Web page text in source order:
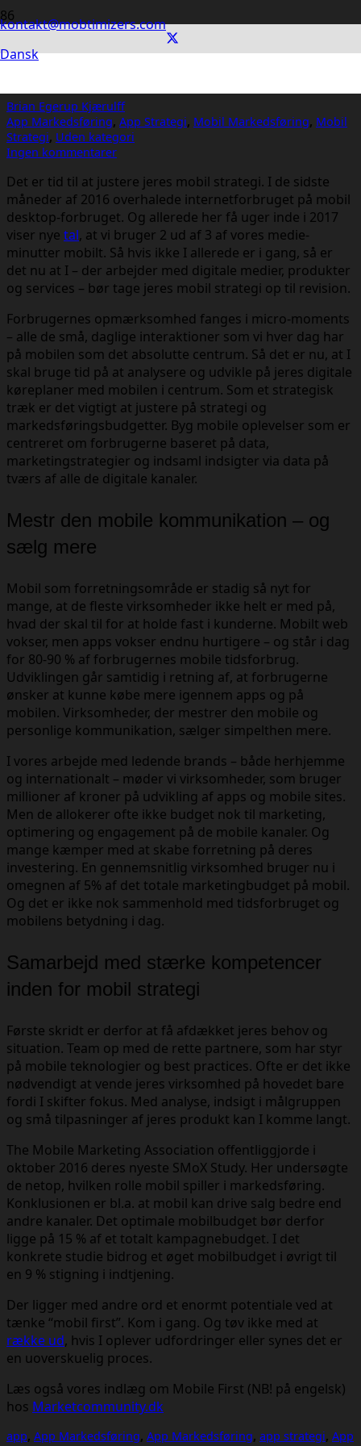
kontakt@mobtimizers.com
Dansk
Tænk ‘mobile first’ ind i din
forretningsstrategi – det betaler sig
Brian Egerup Kjærulff
App Markedsføring, App Strategi, Mobil Markedsføring, Mobil
Strategi, Uden kategori
Ingen kommentarer
Det er tid til at justere jeres mobil strategi. I de sidste
måneder af 2016 overhalede internetforbruget på mobil
desktop-forbruget. Og allerede her få uger inde i 2017
viser nye tal, at vi bruger 2 ud af 3 af vores medie-
minutter mobilt. Så hvis ikke I allerede er i gang, så er
det nu at I – der arbejder med digitale medier, produkter
og services – bør tage jeres mobil strategi op til revision.
Forbrugernes opmærksomhed fanges i micro-moments
– alle de små, daglige interaktioner som vi hver dag har
på mobilen som det absolutte centrum. Så det er nu, at I
skal bruge tid på at analysere og udvikle på jeres digitale
køreplaner med mobilen i centrum. Som et strategisk
træk er det vigtigt at justere på strategi og
markedsføringsbudgetter. Byg mobile oplevelser som er
centreret om forbrugerne baseret på data,
marketingstrategier og indsaml indsigter via data på
tværs af alle de digitale kanaler.
Mestr den mobile kommunikation – og
sælg mere
Mobil som forretningsområde er stadig så nyt for
mange, at de fleste virksomheder ikke helt er med på,
hvad der skal til for at holde fast i kunderne. Mobilt web
vokser, men apps vokser endnu hurtigere – og står i dag
for 80-90 % af forbrugernes mobile tidsforbrug.
Udviklingen går samtidig i retning af, at forbrugerne
ønsker at kunne købe mere igennem apps og på
mobilen. Virksomheder, der mestrer den mobile og
personlige kommunikation, sælger simpelthen mere.
I vores arbejde med ledende brands – både herhjemme
og internationalt – møder vi virksomheder, som bruger
millioner af kroner på udvikling af apps og mobile sites.
Men de allokerer ofte ikke budget nok til marketing,
optimering og engagement på de mobile kanaler. Og
mange kæmper med at skabe forretning på deres
investering. En gennemsnitlig virksomhed bruger nu i
omegnen af 5% af det totale marketingbudget på mobil.
Og det er ikke nok sammenhold med tidsforbruget og
mobilens betydning i dag.
Samarbejd med stærke kompetencer
inden for mobil strategi
Første skridt er derfor at få afdækket jeres behov og
situation. Team op med de rette partnere, som har styr
på mobile teknologier og best practices. Ofte er det ikke
nødvendigt at vende jeres virksomhed på hovedet bare
fordi I skifter fokus. Med analyse, indsigt i målgruppen
og små tilpasninger af jeres produkt kan I komme langt.
The Mobile Marketing Association offentliggjorde i
oktober 2016 deres nyeste SMoX Study. Her undersøgte
de netop, hvilken rolle mobil spiller i markedsføring.
Konklusionen er bl.a. at mobil kan drive salg bedre end
andre kanaler. Det optimale mobilbudget bør derfor
ligge på 15 % af et totalt kampagnebudget. I det
konkrete studie bidrog et øget mobilbudget i øvrigt til
en 9 % stigning i indtjening.
Der ligger med andre ord et enormt potentiale ved at
tænke “mobil first”. Kom i gang. Og tøv ikke med at
række ud, hvis I oplever udfordringer eller synes det er
en uoverskuelig proces.
Læs også vores indlæg om Mobile First (NB! på engelsk)
hos Marketcommunity.dk
app, App Markedsføring, App Markedsføring, app strategi, App